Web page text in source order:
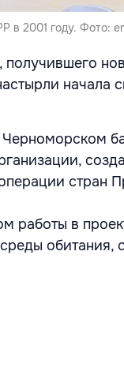
в 2001 году. Фото:
начала
стран
работы в
обитания,